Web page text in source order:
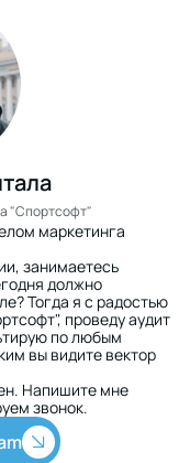
"Спортсофт"
маркетинга
занимаетесь
должно
Тогда я с радостью
проведу аудит
по любым
вы видите вектор
Напишите мне
звонок.